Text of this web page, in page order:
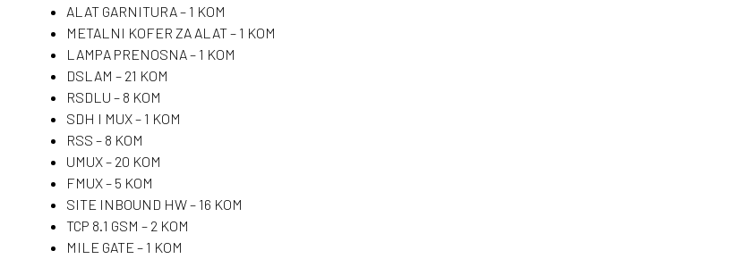
ALAT GARNITURA – 1 KOM
METALNI KOFER ZA ALAT – 1 KOM
LAMPA PRENOSNA – 1 KOM
DSLAM – 21 KOM
RSDLU – 8 KOM
SDH I MUX – 1 KOM
RSS – 8 KOM
UMUX – 20 KOM
FMUX – 5 KOM
SITE INBOUND HW – 16 KOM
TCP 8.1 GSM – 2 KOM
MILE GATE – 1 KOM